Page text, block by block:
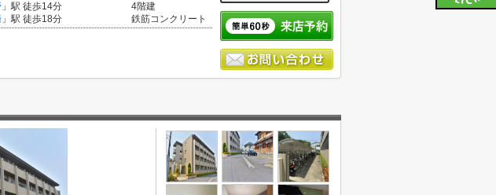
」駅 徒歩14分
」駅 徒歩18分
4階建
鉄筋コンクリート